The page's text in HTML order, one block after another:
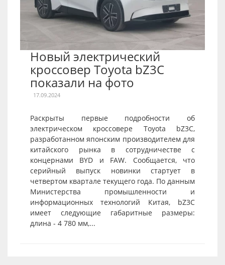
Новый электрический
кроссовер Toyota bZ3C
показали на фото
17.09.2024
Раскрыты первые подробности об
электрическом кроссовере Toyota bZ3C,
разработанном японским производителем для
китайского рынка в сотрудничестве с
концернами BYD и FAW. Сообщается, что
серийный выпуск новинки стартует в
четвертом квартале текущего года. По данным
Министерства промышленности и
информационных технологий Китая, bZ3C
имеет следующие габаритные размеры:
длина - 4 780 мм,...